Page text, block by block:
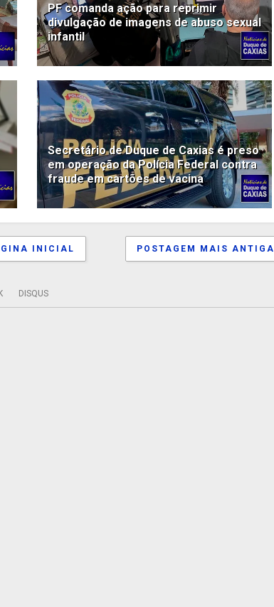
PF comanda ação para reprimir
divulgação de imagens de abuso sexual
infantil
Secretário de Duque de Caxias é preso
em operação da Polícia Federal contra
fraude em cartões de vacina
POSTAGEM MAIS ANTIGA
INICIAL
DISQUS